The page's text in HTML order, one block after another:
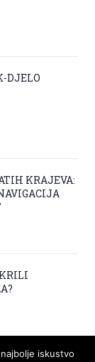
DJELO
KRAJEVA:
iskustvo